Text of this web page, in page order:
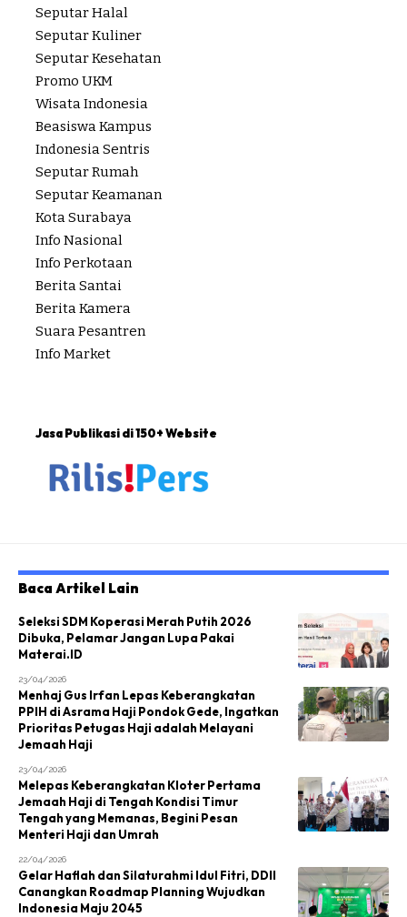
Seputar Halal
Seputar Kuliner
Seputar Kesehatan
Promo UKM
Wisata Indonesia
Beasiswa Kampus
Indonesia Sentris
Seputar Rumah
Seputar Keamanan
Kota Surabaya
Info Nasional
Info Perkotaan
Berita Santai
Berita Kamera
Suara Pesantren
Info Market
Jasa Publikasi di 150+ Website
Baca Artikel Lain
Seleksi SDM Koperasi Merah Putih 2026
Dibuka, Pelamar Jangan Lupa Pakai
Materai.ID
23/04/2026
Menhaj Gus Irfan Lepas Keberangkatan
PPIH di Asrama Haji Pondok Gede, Ingatkan
Prioritas Petugas Haji adalah Melayani
Jemaah Haji
23/04/2026
Melepas Keberangkatan Kloter Pertama
Jemaah Haji di Tengah Kondisi Timur
Tengah yang Memanas, Begini Pesan
Menteri Haji dan Umrah
22/04/2026
Gelar Haflah dan Silaturahmi Idul Fitri, DDII
Canangkan Roadmap Planning Wujudkan
Indonesia Maju 2045